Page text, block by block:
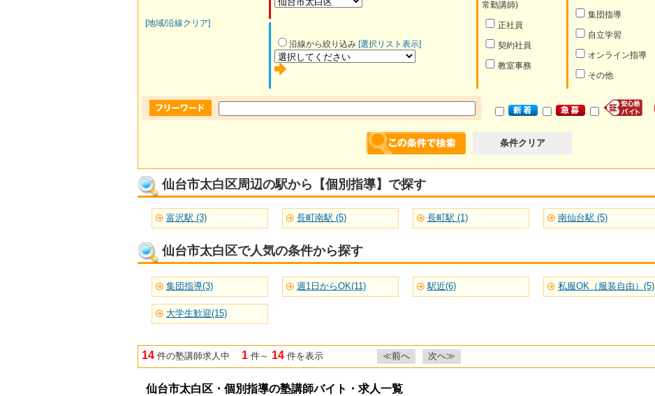
[地域/沿線クリア]
常勤講師)
正社員
契約社員
教室事務
集団指導
自立学習
オンライン指導
その他
沿線から絞り込み [選択リスト表示]
条件クリア
仙台市太白区周辺の駅から【個別指導】で探す
富沢駅 (3) 長町南駅 (5) 長町駅 (1) 南仙台駅 (5)
仙台市太白区で人気の条件から探す
集団指導(3) 週1日からOK(11) 駅近(6) 私服OK（服装自由）(5)
大学生歓迎(15)
14 件の塾講師求人中 1 件～ 14 件を表示 ≪前へ 次へ≫
仙台市太白区・個別指導の塾講師バイト・求人一覧